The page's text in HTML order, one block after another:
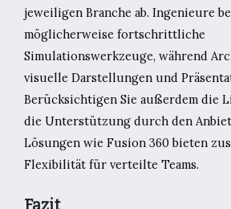
jeweiligen Branche ab. Ingenieure
möglicherweise fortschrittliche
Simulationswerkzeuge, während
visuelle Darstellungen und
Berücksichtigen Sie außerdem die
die Unterstützung durch den
Lösungen wie Fusion 360 bieten
Flexibilität für verteilte Teams.
Fazit